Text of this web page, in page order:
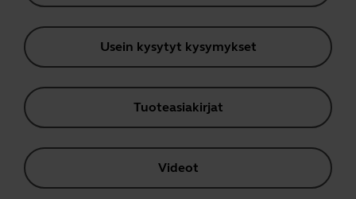
Usein kysytyt kysymykset
Tuoteasiakirjat
Videot